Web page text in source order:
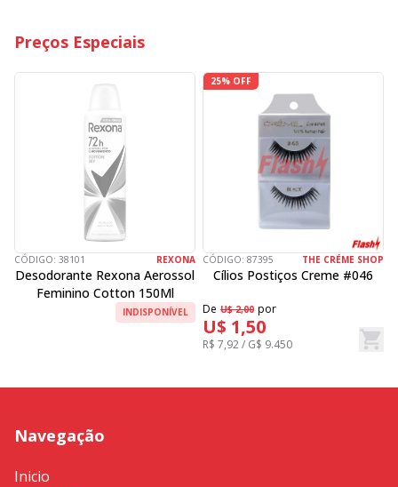
Preços Especiais
CÓDIGO: 38101 REXONA
Desodorante Rexona Aerossol
Feminino Cotton 150Ml
INDISPONÍVEL
25% OFF
CÓDIGO: 87395 THE CRÉME SHOP
Cílios Postiços Creme #046
De U$ 2,00 por
U$ 1,50
R$ 7,92 / G$ 9.450
Navegação
Inicio